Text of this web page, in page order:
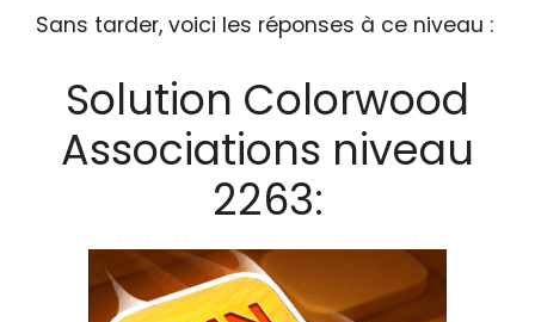
Sans tarder, voici les réponses à ce niveau :
Solution Colorwood
Associations niveau
2263: